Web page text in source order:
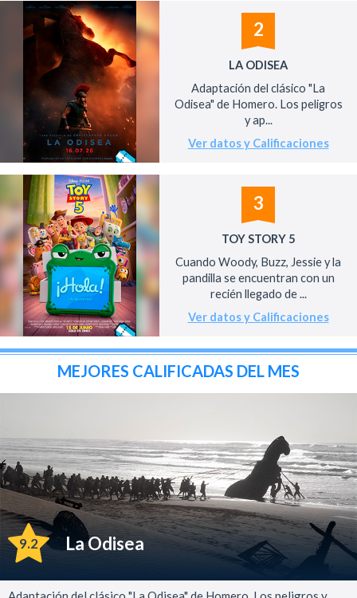
2
LA ODISEA
Adaptación del clásico "La
Odisea" de Homero. Los peligros
y ap...
Ver datos y Calificaciones
3
TOY STORY 5
Cuando Woody, Buzz, Jessie y la
pandilla se encuentran con un
recién llegado de ...
Ver datos y Calificaciones
MEJORES CALIFICADAS DEL MES
9.2 La Odisea